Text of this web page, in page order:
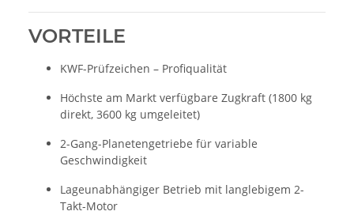
VORTEILE
KWF-Prüfzeichen – Profiqualität
Höchste am Markt verfügbare Zugkraft (1800 kg
direkt, 3600 kg umgeleitet)
2-Gang-Planetengetriebe für variable
Geschwindigkeit
Lageunabhängiger Betrieb mit langlebigem 2-
Takt-Motor